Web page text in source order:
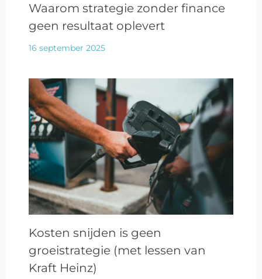
Waarom strategie zonder finance
geen resultaat oplevert
16 september 2025
Kosten snijden is geen
groeistrategie (met lessen van
Kraft Heinz)